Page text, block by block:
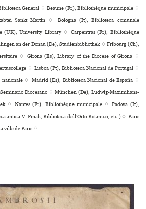
General ♢ Beaune (Fr), Bibliothèque muni­ci­pale ♢
Sankt Martin ♢ Bologna (It), Biblioteca comu­nale
(UK), University Library ♢ Carpentras (Fr), Bibliothèque
an der Donau (De), Studienbibliothek ♢ Fribourg (Ch),
♢ Girona (Es), Library of the Diocese of Girona ♢
♢ Lisboa (Pt), Biblioteca Nacional de Portugal ♢
♢ Madrid (Es), Biblioteca Nacional de España ♢
Diocesano ♢ München (De), Ludwig-Maximilians-
♢ Nantes (Fr), Bibliothèque muni­ci­pale ♢ Padova (It),
antica V. Pinali, Biblioteca dell’Orto Botanico, etc.) ♢ Paris
ville de Paris ♢